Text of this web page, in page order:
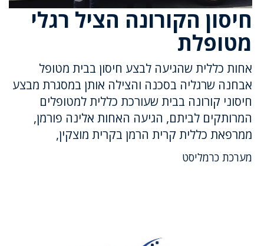
חיסון הקורונה הציל רגלי
מטופלת
אחות כללית שהגיעה לבצע חיסון בבית מטופל
אבחנה שרגליה בסכנה והצילה אותן במסגרת מבצע
חיסוני קורונה בבית שעורכת כללית למטופלים
המרותקים לביתם, הגיעה האחות אלינה פורמן,
ממרפאת כללית קרית הרמן בקרית מוצקין,
מערכת כרמליסט